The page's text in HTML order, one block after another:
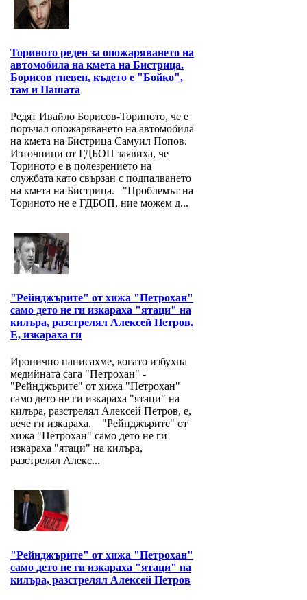
Ториното реден за опожаряването на
автомобила на кмета на Бистрица.
Борисов гневен, където е "Бойко",
там и Пашата
Редят Ивайло Борисов-Ториното, че е
поръчал опожаряването на автомобила
на кмета на Бистрица Самуил Попов.
Източници от ГДБОП заявиха, че
Ториното е в полезрението на
службата като свързан с подпалването
на кмета на Бистрица. "Проблемът на
Ториното не е ГДБОП, ние можем д...
"Рейнджърите" от хижа "Петрохан"
само дето не ги изкараха "ятаци" на
килъра, разстрелял Алексей Петров.
Е, изкараха ги
Иронично написахме, когато избухна
медийната сага "Петрохан" -
"Рейнджърите" от хижа "Петрохан"
само дето не ги изкараха "ятаци" на
килъра, разстрелял Алексей Петров, е,
вече ги изкараха. "Рейнджърите" от
хижа "Петрохан" само дето не ги
изкараха "ятаци" на килъра,
разстрелял Алекс...
"Рейнджърите" от хижа "Петрохан"
само дето не ги изкараха "ятаци" на
килъра, разстрелял Алексей Петров